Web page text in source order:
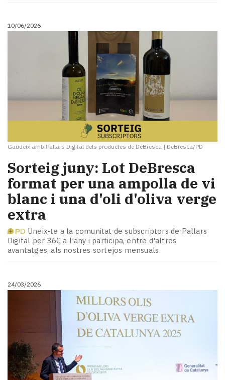
10/06/2026
Gaudeix amb Pallars Digital dels productes de DeBresca | DeBresca/PD
Sorteig juny: Lot DeBresca
format per una ampolla de vi
blanc i una d'oli d'oliva verge
extra
Uneix-te a la comunitat de subscriptors de Pallars
Digital per 36€ a l'any i participa, entre d'altres
avantatges, als nostres sortejos mensuals
24/03/2026